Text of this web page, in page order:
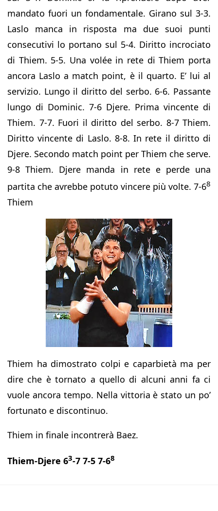
mandato fuori un fondamentale. Girano sul 3-3.
Laslo manca in risposta ma due suoi punti
consecutivi lo portano sul 5-4. Diritto incrociato
di Thiem. 5-5. Una volée in rete di Thiem porta
ancora Laslo a match point, è il quarto. E’ lui al
servizio. Lungo il diritto del serbo. 6-6. Passante
lungo di Dominic. 7-6 Djere. Prima vincente di
Thiem. 7-7. Fuori il diritto del serbo. 8-7 Thiem.
Diritto vincente di Laslo. 8-8. In rete il diritto di
Djere. Secondo match point per Thiem che serve.
9-8 Thiem. Djere manda in rete e perde una
partita che avrebbe potuto vincere più volte. 7-68
Thiem
Thiem ha dimostrato colpi e caparbietà ma per
dire che è tornato a quello di alcuni anni fa ci
vuole ancora tempo. Nella vittoria è stato un po’
fortunato e discontinuo.
Thiem in finale incontrerà Baez.
Thiem-Djere 63-7 7-5 7-68